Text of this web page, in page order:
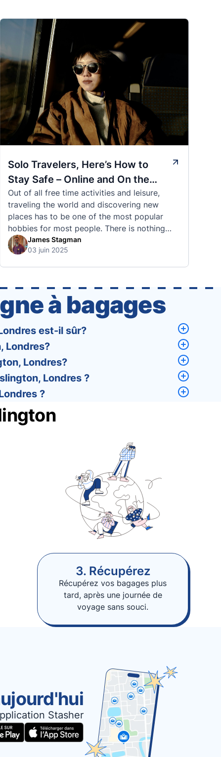
Solo Travelers, Here’s How to
Stay Safe – Online and On the
Road
Out of all free time activities and leisure,
traveling the world and discovering new
places has to be one of the most popular
hobbies for most people. There is nothing
quite like visiting a brand new city, country,
or region and experiencing the culture, the
James Stagman
03 juin 2025
à bagages
est-il sûr?
Londres?
Londres?
Londres ?
?
3. Récupérez
Récupérez vos bagages plus
tard, après une journée de
voyage sans souci.
Stasher